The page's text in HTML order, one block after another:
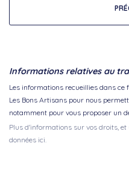
Informations relatives au
Les informations recueillies dans
Les Bons Artisans pour nous
notamment pour vous proposer un
Plus d'informations sur vos droits,
données ici.